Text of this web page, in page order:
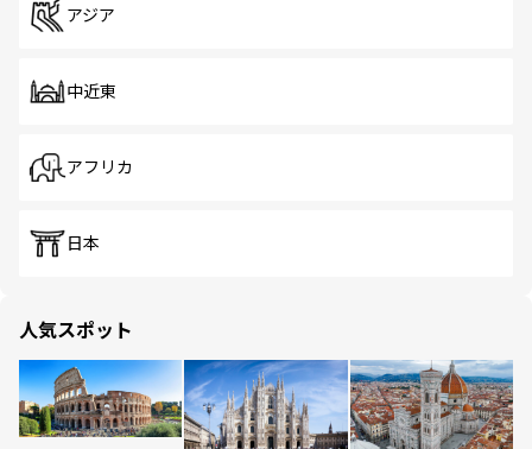
アジア
中近東
アフリカ
日本
人気スポット